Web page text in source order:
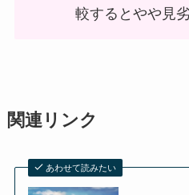
較するとやや見
関連リンク
あわせて読みたい